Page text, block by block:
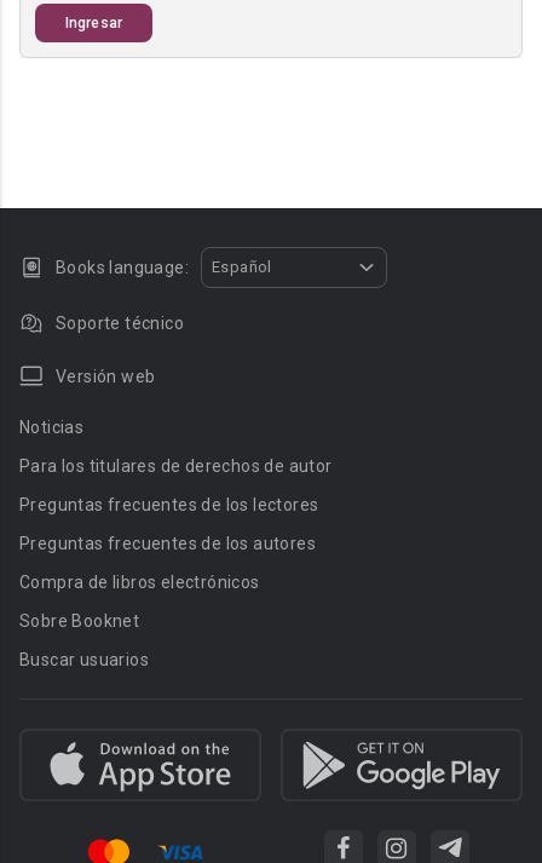
Ingresar
Books language: Español
Soporte técnico
Versión web
Noticias
Para los titulares de derechos de autor
Preguntas frecuentes de los lectores
Preguntas frecuentes de los autores
Compra de libros electrónicos
Sobre Booknet
Buscar usuarios